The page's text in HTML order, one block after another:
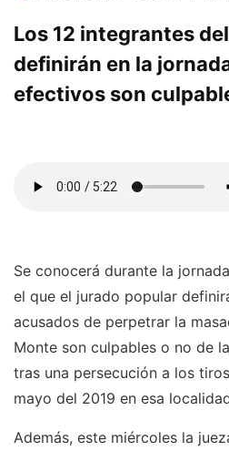
Los 12 integrantes
definirán en la
efectivos son
Se conocerá durante la
el que el jurado popular
acusados de perpetrar la
Monte son culpables o no de
tras una persecución a los
mayo del 2019 en esa
Además, este miércoles la